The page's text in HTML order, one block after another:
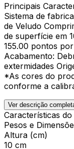
Principais
Sistema de
de Veludo
de superfície em
155.00 pontos
Acabamento:
extermidades
*As cores do
conforme a
Ver descrição
Características
Pesos e
Altura (cm)
10 cm